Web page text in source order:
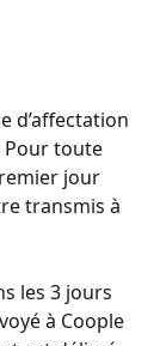
d’affectation
toute
jour
transmis à
les 3 jours
à Coople